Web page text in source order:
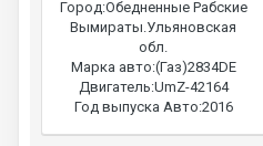
Город:Обедненные Рабские
Вымираты.Ульяновская
обл.
Марка авто:(Газ)2834DE
Двигатель:UmZ-42164
Год выпуска Авто:2016